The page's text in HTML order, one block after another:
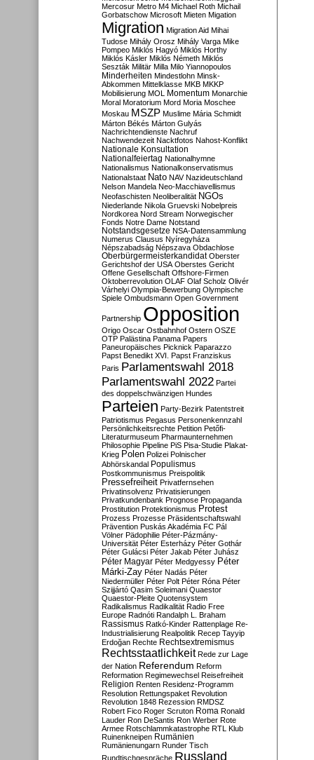
Mercosur Metro M4 Michael Roth Michail
Gorbatschow Microsoft Mieten Migation
Migration Migration Aid Mihai
Tudose Mihály Orosz Mihály Varga Mike
Pompeo Miklós Hagyó Miklós Horthy
Miklós Kásler Miklós Németh Miklós
Seszták Militär Milla Milo Yiannopoulos
Minderheiten Mindestlohn Minsk-
Abkommen Mittelklasse MKB MKKP
Mobilisierung MOL Momentum Monarchie
Moral Moratorium Mord Moria Moschee
Moskau MSZP Muslime Mária Schmidt
Márton Békés Márton Gulyás
Nachrichtendienste Nachruf
Nachwendezeit Nacktfotos Nahost-Konflikt
Nationale Konsultation
Nationalfeiertag Nationalhymne
Nationalismus Nationalkonservatismus
Nationalstaat Nato NAV Nazideutschland
Nelson Mandela Neo-Macchiavellismus
Neofaschisten Neoliberalität NGOs
Niederlande Nikola Gruevski Nobelpreis
Nordkorea Nord Stream Norwegischer
Fonds Notre Dame Notstand
Notstandsgesetze NSA-Datensammlung
Numerus Clausus Nyíregyháza
Népszabadság Népszava Obdachlose
Oberbürgermeisterkandidat Oberster
Gerichtshof der USA Oberstes Gericht
Offene Gesellschaft Offshore-Firmen
Oktoberrevolution OLAF Olaf Scholz Olivér
Várhelyi Olympia-Bewerbung Olympische
Spiele Ombudsmann Open Government
Partnership Opposition
Origo Oscar Ostbahnhof Ostern OSZE
OTP Palästina Panama Papers
Paneuropäisches Picknick Paparazzo
Papst Benedikt XVI. Papst Franziskus
Paris Parlamentswahl 2018
Parlamentswahl 2022 Partei
des doppelschwänzigen Hundes
Parteien Party-Bezirk Patentstreit
Patriotismus Pegasus Personenkennzahl
Persönlichkeitsrechte Petition Petőfi-
Literaturmuseum Pharmaunternehmen
Philosophie Pipeline PiS Pisa-Studie Plakat-
Krieg Polen Polizei Polnischer
Abhörskandal Populismus
Postkommunismus Preispolitik
Pressefreiheit Privatfernsehen
Privatinsolvenz Privatisierungen
Privatkundenbank Prognose Propaganda
Prostitution Protektionismus Protest
Prozess Prozesse Präsidentschaftswahl
Prävention Puskás Akadémia FC Pál
Völner Pädophilie Péter-Pázmány-
Universität Péter Esterházy Péter Gothár
Péter Gulácsi Péter Jakab Péter Juhász
Péter Magyar Péter Medgyessy Péter
Márki-Zay Péter Nadás Péter
Niedermüller Péter Polt Péter Róna Péter
Szijjártó Qasim Soleimani Quaestor
Quaestor-Pleite Quotensystem
Radikalismus Radikalität Radio Free
Europe Radnóti Randalph L. Braham
Rassismus Ratkó-Kinder Rattenplage Re-
Industrialisierung Realpolitik Recep Tayyip
Erdoğan Rechte Rechtsextremismus
Rechtsstaatlichkeit Rede zur Lage
der Nation Referendum Reform
Reformation Regimewechsel Reisefreiheit
Religion Renten Residenz-Programm
Resolution Rettungspaket Revolution
Revolution 1848 Rezession RMDSZ
Robert Fico Roger Scruton Roma Ronald
Lauder Ron DeSantis Ron Werber Rote
Armee Rotschlammkatastrophe RTL Klub
Ruinenkneipen Rumänien
Rumänienungarn Runder Tisch
Rundtischgespräche Russland